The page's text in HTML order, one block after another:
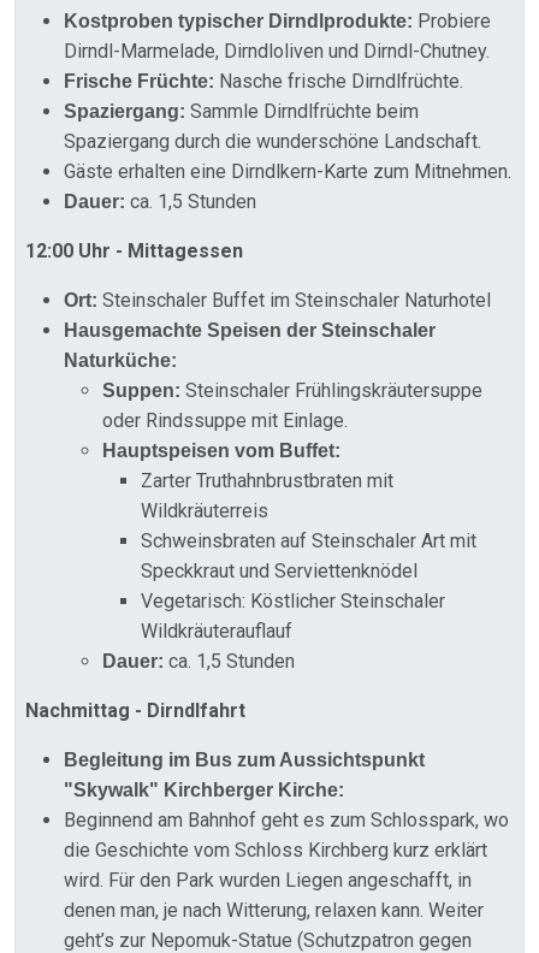
Kostproben typischer Dirndlprodukte: Probiere
Dirndl-Marmelade, Dirndloliven und Dirndl-Chutney.
Frische Früchte: Nasche frische Dirndlfrüchte.
Spaziergang: Sammle Dirndlfrüchte beim
Spaziergang durch die wunderschöne Landschaft.
Gäste erhalten eine Dirndlkern-Karte zum Mitnehmen.
Dauer: ca. 1,5 Stunden
12:00 Uhr - Mittagessen
Ort: Steinschaler Buffet im Steinschaler Naturhotel
Hausgemachte Speisen der Steinschaler
Naturküche:
Suppen: Steinschaler Frühlingskräutersuppe
oder Rindssuppe mit Einlage.
Hauptspeisen vom Buffet:
Zarter Truthahnbrustbraten mit
Wildkräuterreis
Schweinsbraten auf Steinschaler Art mit
Speckkraut und Serviettenknödel
Vegetarisch: Köstlicher Steinschaler
Wildkräuterauflauf
Dauer: ca. 1,5 Stunden
Nachmittag - Dirndlfahrt
Begleitung im Bus zum Aussichtspunkt
"Skywalk" Kirchberger Kirche:
Beginnend am Bahnhof geht es zum Schlosspark, wo
die Geschichte vom Schloss Kirchberg kurz erklärt
wird. Für den Park wurden Liegen angeschafft, in
denen man, je nach Witterung, relaxen kann. Weiter
geht’s zur Nepomuk-Statue (Schutzpatron gegen